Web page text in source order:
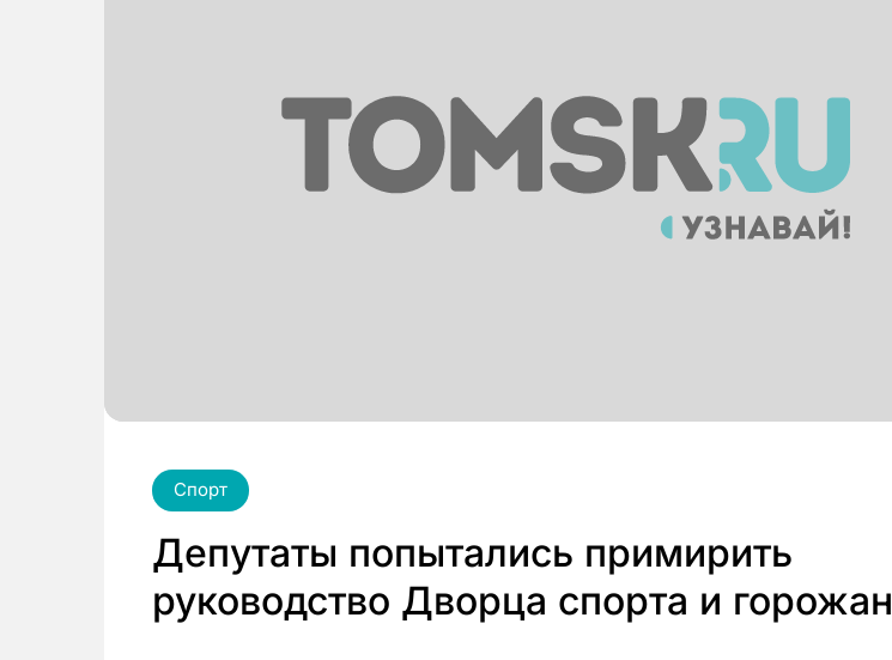
Спорт
Депутаты попытались примирить
руководство Дворца спорта и горожан